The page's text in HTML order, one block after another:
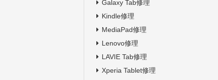
Galaxy Tab修理
Kindle修理
MediaPad修理
Lenovo修理
LAVIE Tab修理
Xperia Tablet修理